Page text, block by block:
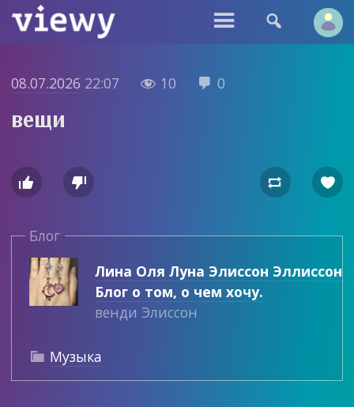
 
08.07.2026 22:07  10  0
вещи
   
Блог
Лина Оля Луна Элиссон Эллиссон
Блог о том, о чем хочу.
венди Элиссон
 Музыка